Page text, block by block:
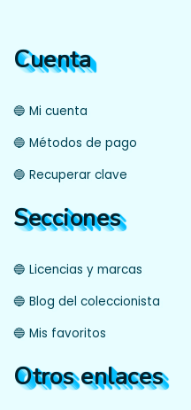
Cuenta
🔵 Mi cuenta
🔵 Métodos de pago
🔵 Recuperar clave
Secciones
🔵 Licencias y marcas
🔵 Blog del coleccionista
🔵 Mis favoritos
Otros enlaces